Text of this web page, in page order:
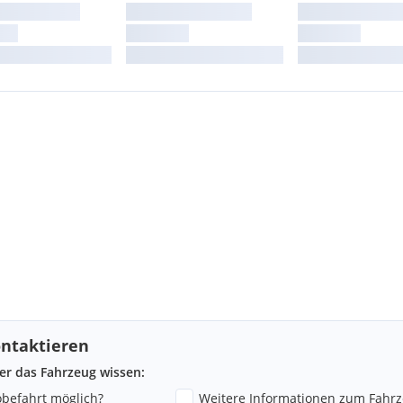
das Fahrzeug wissen:
möglich?
Weitere Informationen zum